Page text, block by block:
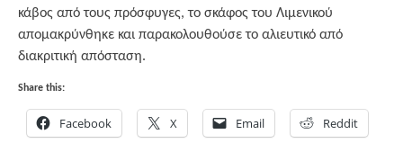
κάβος από τους πρόσφυγες, το σκάφος του Λιμενικού
απομακρύνθηκε και παρακολουθούσε το αλιευτικό από
διακριτική απόσταση.
Share this:
Facebook X Email Reddit